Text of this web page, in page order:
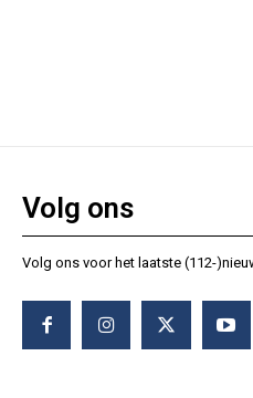
Volg ons
Volg ons voor het laatste (112-